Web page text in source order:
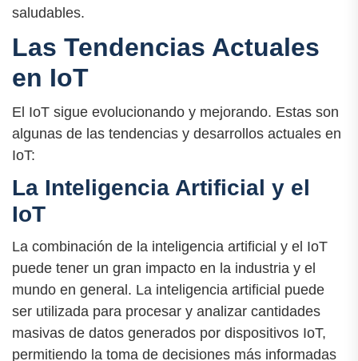
saludables.
Las Tendencias Actuales
en IoT
El IoT sigue evolucionando y mejorando. Estas son
algunas de las tendencias y desarrollos actuales en
IoT:
La Inteligencia Artificial y el
IoT
La combinación de la inteligencia artificial y el IoT
puede tener un gran impacto en la industria y el
mundo en general. La inteligencia artificial puede
ser utilizada para procesar y analizar cantidades
masivas de datos generados por dispositivos IoT,
permitiendo la toma de decisiones más informadas